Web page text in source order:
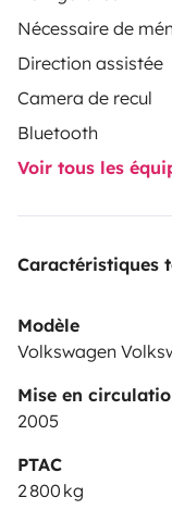
Nécessaire de
Direction assistée
Camera de recul
Bluetooth
Voir tous les
Caractéristiques
Modèle
Volkswagen
Mise en
2005
PTAC
2 800 kg